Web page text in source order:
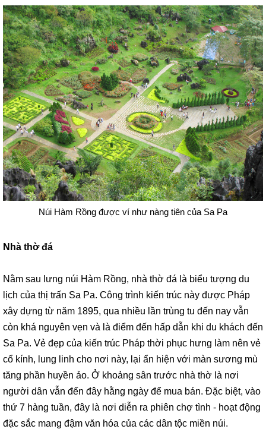
Núi Hàm Rồng được ví như nàng tiên của Sa Pa
Nhà thờ đá
Nằm sau lưng núi Hàm Rồng, nhà thờ đá là biểu tượng du
lịch của thị trấn Sa Pa. Công trình kiến trúc này được Pháp
xây dựng từ năm 1895, qua nhiều lần trùng tu đến nay vẫn
còn khá nguyên vẹn và là điểm đến hấp dẫn khi du khách đến
Sa Pa. Vẻ đẹp của kiến trúc Pháp thời phục hưng làm nên vẻ
cổ kính, lung linh cho nơi này, lại ẩn hiện với màn sương mù
tăng phần huyền ảo. Ở khoảng sân trước nhà thờ là nơi
người dân vẫn đến đây hằng ngày để mua bán. Đặc biệt, vào
thứ 7 hàng tuần, đây là nơi diễn ra phiên chợ tình - hoạt động
đặc sắc mang đậm văn hóa của các dân tộc miền núi.